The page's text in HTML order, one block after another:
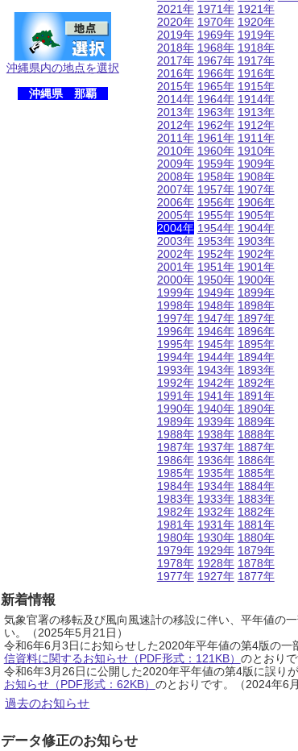
沖縄県内の地点を選択
沖縄県 那覇
2021年
2020年
2019年
2018年
2017年
2016年
2015年
2014年
2013年
2012年
2011年
2010年
2009年
2008年
2007年
2006年
2005年
2004年
2003年
2002年
2001年
2000年
1999年
1998年
1997年
1996年
1995年
1994年
1993年
1992年
1991年
1990年
1989年
1988年
1987年
1986年
1985年
1984年
1983年
1982年
1981年
1980年
1979年
1978年
1977年
1971年
1970年
1969年
1968年
1967年
1966年
1965年
1964年
1963年
1962年
1961年
1960年
1959年
1958年
1957年
1956年
1955年
1954年
1953年
1952年
1951年
1950年
1949年
1948年
1947年
1946年
1945年
1944年
1943年
1942年
1941年
1940年
1939年
1938年
1937年
1936年
1935年
1934年
1933年
1932年
1931年
1930年
1929年
1928年
1927年
1921年
1920年
1919年
1918年
1917年
1916年
1915年
1914年
1913年
1912年
1911年
1910年
1909年
1908年
1907年
1906年
1905年
1904年
1903年
1902年
1901年
1900年
1899年
1898年
1897年
1896年
1895年
1894年
1893年
1892年
1891年
1890年
1889年
1888年
1887年
1886年
1885年
1884年
1883年
1882年
1881年
1880年
1879年
1878年
1877年
新着情報
気象官署の移転及び風向風速計の移設に伴い、平年値の
い。（2025年5月21日）
令和6年6月3日にお知らせした2020年平年値の第4版の
信資料に関するお知らせ（PDF形式：121KB） のとおり
令和6年3月26日に公開した2020年平年値の第4版に誤り
お知らせ（PDF形式：62KB） のとおりです。（2024年6月
過去のお知らせ
データ修正のお知らせ